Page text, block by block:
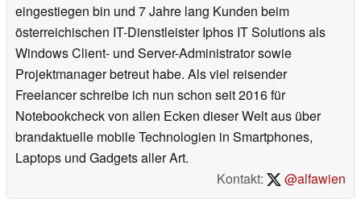
eingestiegen bin und 7 Jahre lang Kunden beim
österreichischen IT-Dienstleister Iphos IT Solutions als
Windows Client- und Server-Administrator sowie
Projektmanager betreut habe. Als viel reisender
Freelancer schreibe ich nun schon seit 2016 für
Notebookcheck von allen Ecken dieser Welt aus über
brandaktuelle mobile Technologien in Smartphones,
Laptops und Gadgets aller Art.
Kontakt:
@alfawien